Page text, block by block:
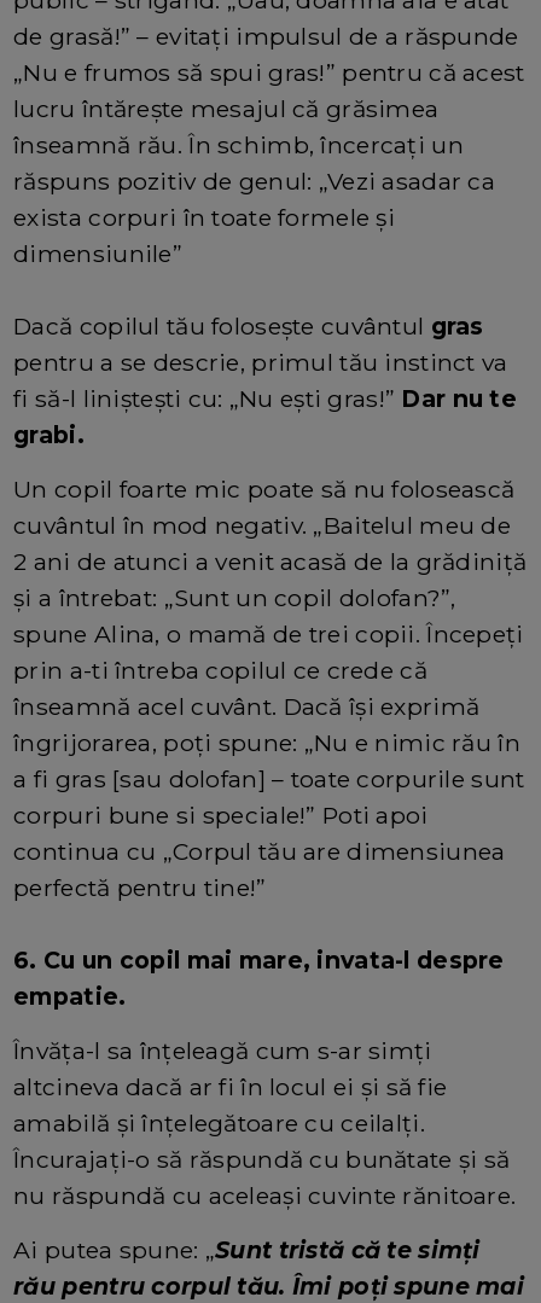
de grasă!” – evitați impulsul de a răspunde
„Nu e frumos să spui gras!” pentru că acest
lucru întărește mesajul că grăsimea
înseamnă rău. În schimb, încercați un
răspuns pozitiv de genul: „Vezi asadar ca
exista corpuri în toate formele și
dimensiunile”
Dacă copilul tău folosește cuvântul gras
pentru a se descrie, primul tău instinct va
fi să-l liniștești cu: „Nu ești gras!” Dar nu te
grabi.
Un copil foarte mic poate să nu folosească
cuvântul în mod negativ. „Baitelul meu de
2 ani de atunci a venit acasă de la grădiniță
și a întrebat: „Sunt un copil dolofan?”,
spune Alina, o mamă de trei copii. Începeți
prin a-ti întreba copilul ce crede că
înseamnă acel cuvânt. Dacă își exprimă
îngrijorarea, poți spune: „Nu e nimic rău în
a fi gras [sau dolofan] – toate corpurile sunt
corpuri bune si speciale!” Poti apoi
continua cu „Corpul tău are dimensiunea
perfectă pentru tine!”
6. Cu un copil mai mare, invata-l despre
empatie.
Învăța-l sa înțeleagă cum s-ar simți
altcineva dacă ar fi în locul ei și să fie
amabilă și înțelegătoare cu ceilalți.
Încurajați-o să răspundă cu bunătate și să
nu răspundă cu aceleași cuvinte rănitoare.
Ai putea spune: „Sunt tristă că te simți
rău pentru corpul tău. Îmi poți spune mai